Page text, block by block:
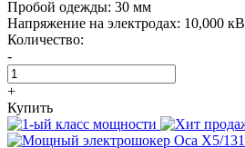
Пробой одежды: 30 мм
Напряжение на электродах: 10,000 кВ
Количество:
-
+
Купить